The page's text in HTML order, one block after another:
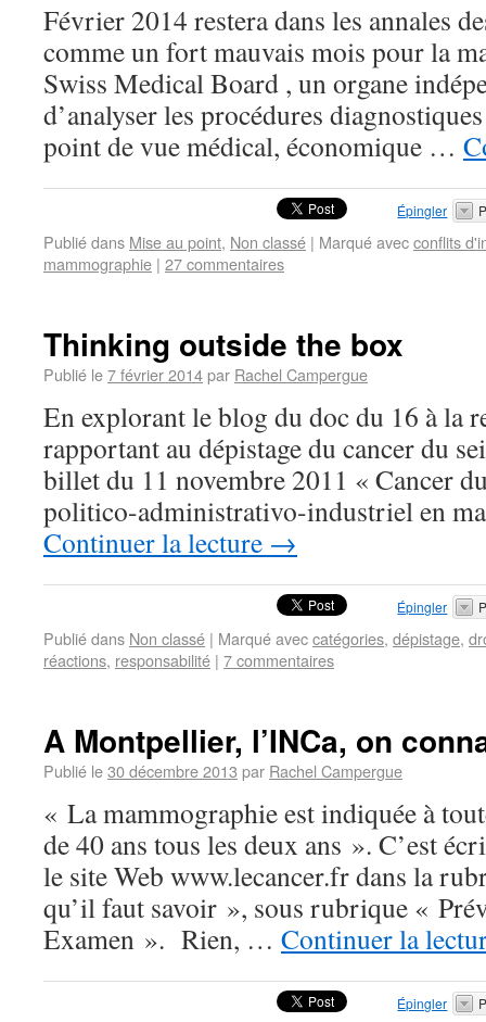
Février 2014 restera dans les annales
comme un fort mauvais mois pour la
Swiss Medical Board , un organe
d’analyser les procédures
point de vue médical, économique …
Épingler
Publié dans Mise au point, Non classé | Marqué avecconflits
mammographie | 27 commentaires
Thinking outside the box
Publié le7 février 2014par Rachel Campergue
En explorant le blog du doc du 16 à la
rapportant au dépistage du cancer du
billet du 11 novembre 2011 « Cancer
politico-administrativo-industriel en
Continuer la lecture →
Épingler
Publié dans Non classé | Marqué aveccatégories, dépistage,
réactions, responsabilité | 7 commentaires
A Montpellier, l’INCa, on
Publié le30 décembre 2013 par Rachel Campergue
« La mammographie est indiquée à
de 40 ans tous les deux ans ». C’est
le site Web www.lecancer.fr dans la
qu’il faut savoir », sous rubrique «
Examen ». Rien, … Continuer la
Épingler